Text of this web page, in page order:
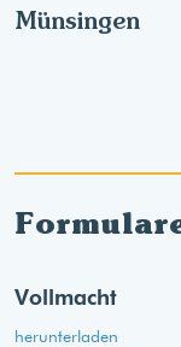
Münsingen
Vollmacht
herunterladen